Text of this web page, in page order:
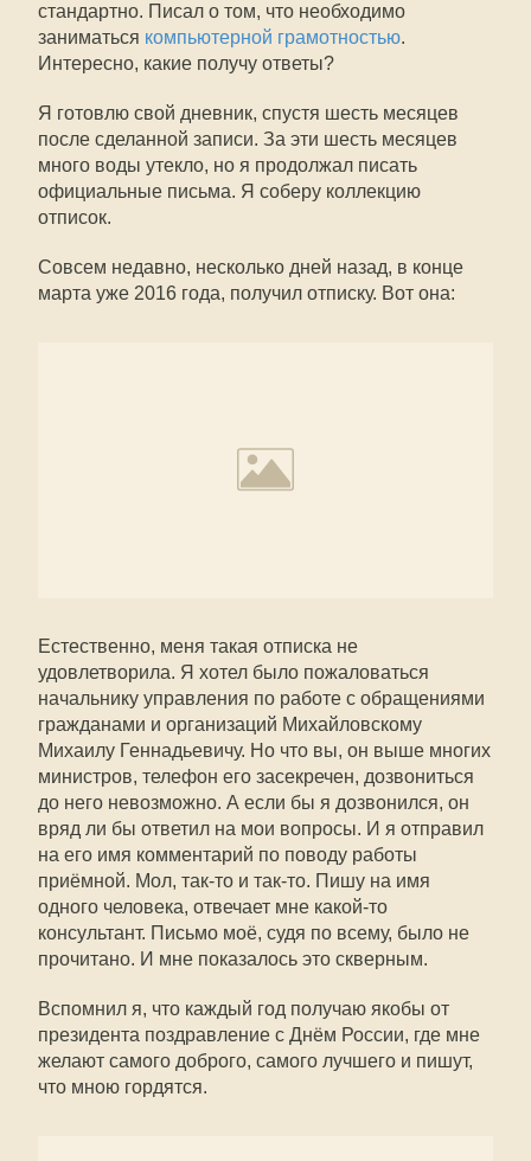
стандартно. Писал о том, что необходимо
заниматься компьютерной грамотностью.
Интересно, какие получу ответы?
Я готовлю свой дневник, спустя шесть месяцев
после сделанной записи. За эти шесть месяцев
много воды утекло, но я продолжал писать
официальные письма. Я соберу коллекцию
отписок.
Совсем недавно, несколько дней назад, в конце
марта уже 2016 года, получил отписку. Вот она:
Естественно, меня такая отписка не
удовлетворила. Я хотел было пожаловаться
начальнику управления по работе с обращениями
гражданами и организаций Михайловскому
Михаилу Геннадьевичу. Но что вы, он выше многих
министров, телефон его засекречен, дозвониться
до него невозможно. А если бы я дозвонился, он
вряд ли бы ответил на мои вопросы. И я отправил
на его имя комментарий по поводу работы
приёмной. Мол, так-то и так-то. Пишу на имя
одного человека, отвечает мне какой-то
консультант. Письмо моё, судя по всему, было не
прочитано. И мне показалось это скверным.
Вспомнил я, что каждый год получаю якобы от
президента поздравление с Днём России, где мне
желают самого доброго, самого лучшего и пишут,
что мною гордятся.